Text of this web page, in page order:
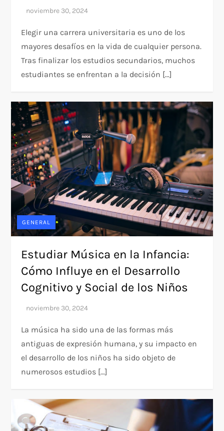
Elegir una carrera universitaria es uno de los
mayores desafíos en la vida de cualquier persona.
Tras finalizar los estudios secundarios, muchos
estudiantes se enfrentan a la decisión […]
GENERAL
Estudiar Música en la Infancia:
Cómo Influye en el Desarrollo
Cognitivo y Social de los Niños
La música ha sido una de las formas más
antiguas de expresión humana, y su impacto en
el desarrollo de los niños ha sido objeto de
numerosos estudios […]